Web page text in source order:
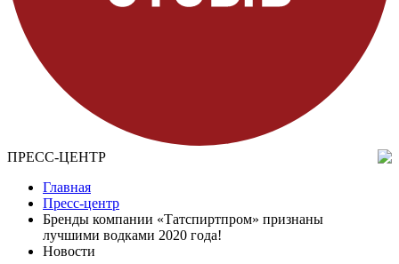
ПРЕСС-ЦЕНТР
Главная
Пресс-центр
Бренды компании «Татспиртпром» признаны
лучшими водками 2020 года!
Новости